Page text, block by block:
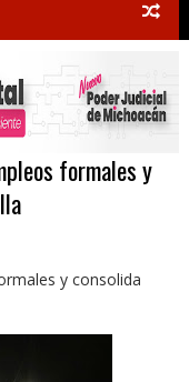
formales y
y consolida